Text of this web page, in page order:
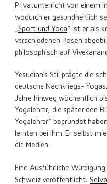
Privatunterricht von einem
wodurch er gesundheitlich
Sport und Yoga“ ist er als
verschiedenen Posen
philosophisch auf
Yesudian`s Stil prägte die
deutsche Nachkriegs-
Jahre hinweg wöchentlich
Yogalehrer, die später den
Yogalehrer“ begründet
lernten bei ihm. Er selbst
die Medien.
Eine Ausführliche
Schweiz veröffentlicht: